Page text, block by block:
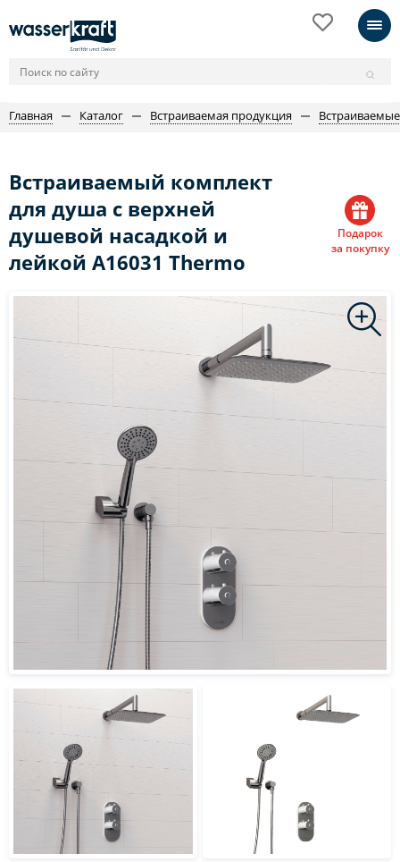
Главная Каталог Встраиваемая продукция
Встраиваемый комплект
для душа с верхней
душевой насадкой и
лейкой A16031 Thermo
Подарок
за покупку